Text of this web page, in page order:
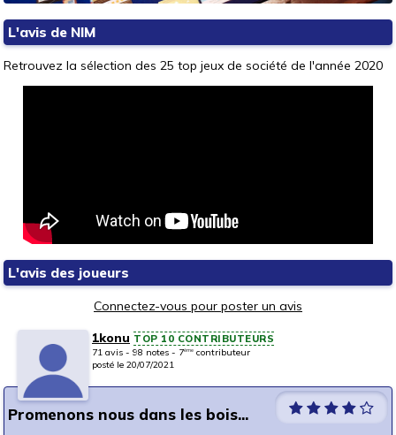
L'avis de NIM
Retrouvez la sélection des 25 top jeux de société de l'année 2020
L'avis des joueurs
Connectez-vous pour poster un avis
1konu TOP 10 CONTRIBUTEURS
71 avis - 98 notes - 7ème contributeur
posté le 20/07/2021
Promenons nous dans les bois...